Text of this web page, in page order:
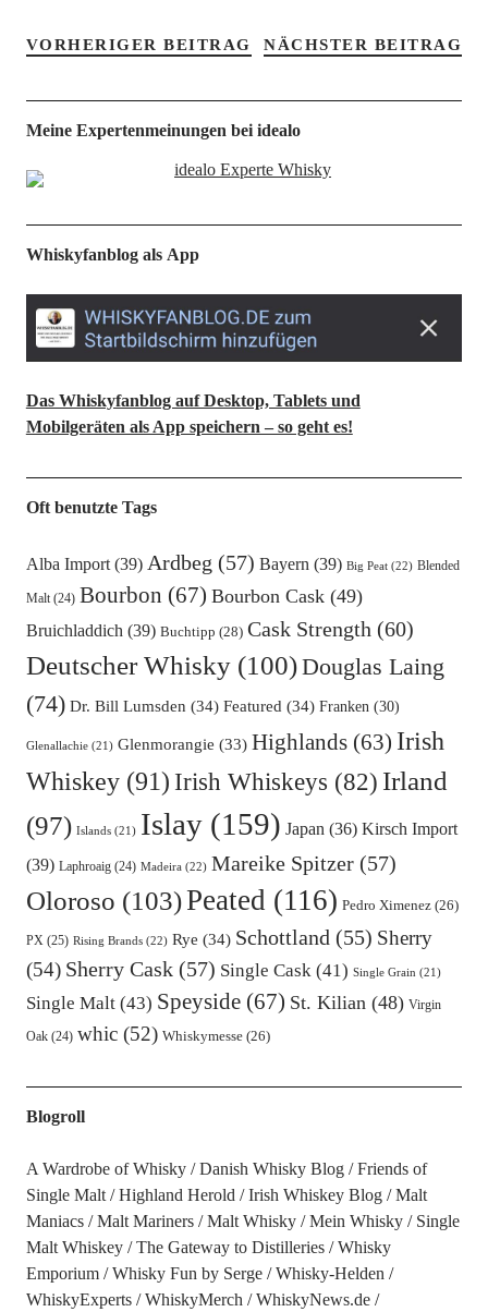
VORHERIGER BEITRAG NÄCHSTER BEITRAG
Meine Expertenmeinungen bei idealo
Whiskyfanblog als App
Das Whiskyfanblog auf Desktop, Tablets und
Mobilgeräten als App speichern – so geht es!
Oft benutzte Tags
Alba Import(39) Ardbeg (57) Bayern(39) Big Peat(22) Blended
Malt(24) Bourbon (67) Bourbon Cask(49)
Bruichladdich(39) Buchtipp (28) Cask Strength (60)
Deutscher Whisky(100)Douglas Laing
(74) Dr. Bill Lumsden (34) Featured(34) Franken(30)
Glenallachie(21) Glenmorangie (33) Highlands(63) Irish
Whiskey(91) Irish Whiskeys (82) Irland
(97) Islands(21) Islay(159) Japan (36) Kirsch Import
(39) Laphroaig(24) Madeira(22) Mareike Spitzer(57)
Oloroso (103)Peated (116) Pedro Ximenez(26)
PX(25) Rising Brands(22) Rye (34) Schottland(55) Sherry
(54) Sherry Cask(57) Single Cask(41) Single Grain(21)
Single Malt(43) Speyside(67) St. Kilian(48) Virgin
Oak(24) whic(52) Whiskymesse(26)
Blogroll
A Wardrobe of Whisky Danish Whisky Blog
Friends of
Single Malt
Highland Herold Irish Whiskey Blog
Malt
Maniacs
Malt Mariners Malt Whisky Mein Whisky
Single
Malt Whiskey
The Gateway to Distilleries
Whisky
Emporium
Whisky Fun by Serge
Whisky-Helden
WhiskyExperts
WhiskyMerch WhiskyNews.de